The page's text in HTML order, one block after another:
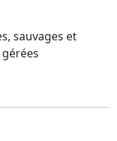
sauvages et